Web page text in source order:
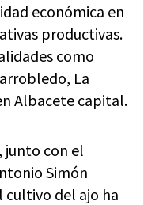
económica en
productivas.
como
La
Albacete capital.
junto con el
Simón
cultivo del ajo ha